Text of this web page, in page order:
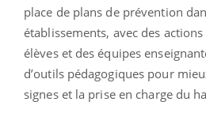
place de plans de prévention
établissements, avec des
élèves et des équipes
d’outils pédagogiques pour
signes et la prise en charge du